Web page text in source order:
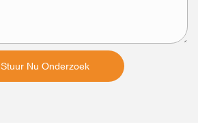
Stuur Nu Onderzoek